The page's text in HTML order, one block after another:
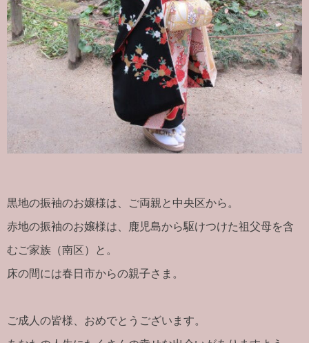
黒地の振袖のお嬢様は、ご両親と中央区から。
赤地の振袖のお嬢様は、鹿児島から駆けつけた祖父母を含
むご家族（南区）と。
床の間には春日市からの親子さま。
ご成人の皆様、おめでとうございます。